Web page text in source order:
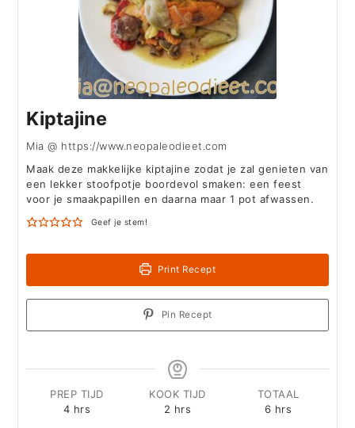
Kiptajine
Mia @ https://www.neopaleodieet.com
Maak deze makkelijke kiptajine zodat je zal genieten van
een lekker stoofpotje boordevol smaken: een feest
voor je smaakpapillen en daarna maar 1 pot afwassen.
Geef je stem!
Print Recept
Pin Recept
PREP TIJD
4hours
hrs
KOOK TIJD
2 hours
hrs
TOTAAL
6hours
hrs